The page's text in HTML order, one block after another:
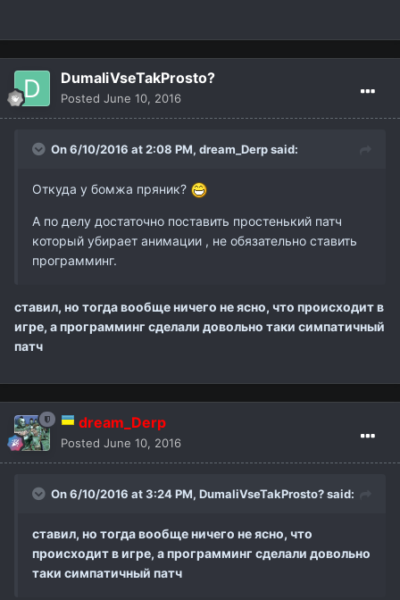
DumaliVseTakProsto?
Posted June 10, 2016
On 6/10/2016 at 2:08 PM, dream_Derpsaid:
Откуда у бомжа пряник?
А по делу достаточно поставить простенький патч
который убирает анимации , не обязательно ставить
программинг.
ставил, но тогда вообще ничего не ясно, что происходит в
игре, а программинг сделали довольно таки симпатичный
патч
dream_Derp
Posted June 10, 2016
On 6/10/2016 at 3:24 PM, DumaliVseTakProsto?said:
ставил, но тогда вообще ничего не ясно, что
происходит в игре, а программинг сделали довольно
таки симпатичный патч